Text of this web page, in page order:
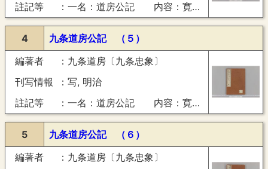
註記等
一名：道房公記 内容：寛永１７年正月・１８年（（１９年欠）・右大臣拝賀并踏歌内舞之事・東福寺公状事）
4
九条道房公記 （５）
編著者
九条道房〔九条忠象〕
刊写情報
写, 明治
註記等
一名：道房公記 内容：寛永２０年正月―９月（節会物召之事・改名款状之事・大織冠尊影御渡之事）
5
九条道房公記 （６）
編著者
九条道房〔九条忠象〕